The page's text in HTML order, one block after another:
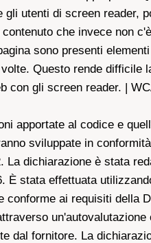
gli utenti di screen reader,
che invece non
sono presenti
Questo rende difficile
con gli screen reader. |
apportate al codice e
sviluppate in
La dichiarazione è stata
È stata effettuata
conforme ai requisiti della
un'autovalutazione
dal fornitore. La